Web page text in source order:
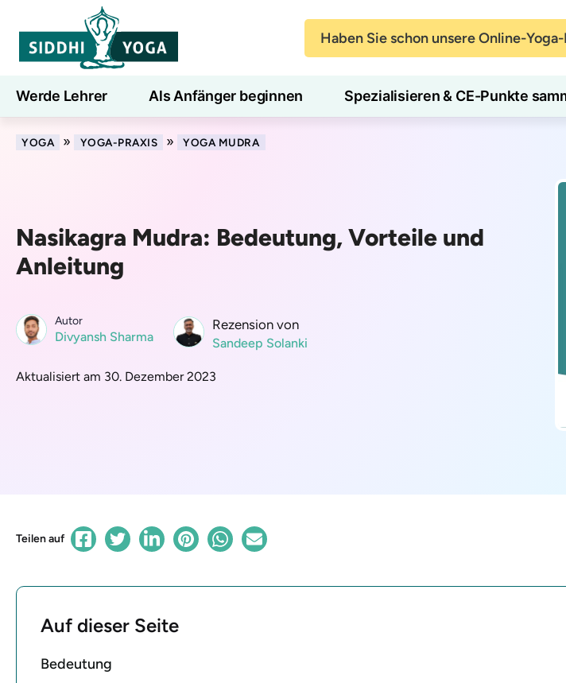
Haben Sie schon unsere Online-
Werde Lehrer Als Anfänger beginnen Spezialisieren & CE-Punkte
Blog Lernen
YOGA » YOGA-PRAXIS » YOGA MUDRA
Nasikagra Mudra: Bedeutung, Vorteile und
Anleitung
Autor
Divyansh Sharma
Rezension von
Sandeep Solanki
Aktualisiert am 30. Dezember 2023
Teilen auf
Auf dieser Seite
Bedeutung